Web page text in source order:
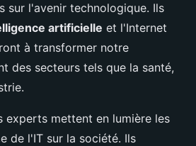
sur l'avenir technologique. Ils
artificielle et l'Internet
à transformer notre
des secteurs tels que la santé,
experts mettent en lumière les
de l'IT sur la société. Ils